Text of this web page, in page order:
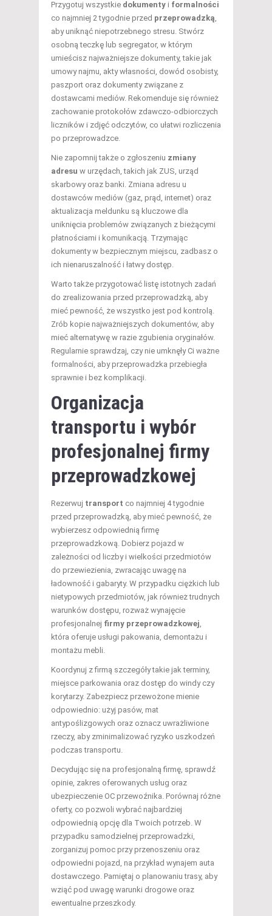
Przygotuj wszystkie dokumenty i formalności
co najmniej 2 tygodnie przed przeprowadzką,
aby uniknąć niepotrzebnego stresu. Stwórz
osobną teczkę lub segregator, w którym
umieścisz najważniejsze dokumenty, takie jak
umowy najmu, akty własności, dowód osobisty,
paszport oraz dokumenty związane z
dostawcami mediów. Rekomenduje się również
zachowanie protokołów zdawczo-odbiorczych
liczników i zdjęć odczytów, co ułatwi rozliczenia
po przeprowadzce.
Nie zapomnij także o zgłoszeniu zmiany
adresu w urzędach, takich jak ZUS, urząd
skarbowy oraz banki. Zmiana adresu u
dostawców mediów (gaz, prąd, internet) oraz
aktualizacja meldunku są kluczowe dla
uniknięcia problemów związanych z bieżącymi
płatnościami i komunikacją. Trzymając
dokumenty w bezpiecznym miejscu, zadbasz o
ich nienaruszalność i łatwy dostęp.
Warto także przygotować listę istotnych zadań
do zrealizowania przed przeprowadzką, aby
mieć pewność, że wszystko jest pod kontrolą.
Zrób kopie najważniejszych dokumentów, aby
mieć alternatywę w razie zgubienia oryginałów.
Regularnie sprawdzaj, czy nie umknęły Ci ważne
formalności, aby przeprowadzka przebiegła
sprawnie i bez komplikacji.
Organizacja
transportu i wybór
profesjonalnej firmy
przeprowadzkowej
Rezerwuj transport co najmniej 4 tygodnie
przed przeprowadzką, aby mieć pewność, że
wybierzesz odpowiednią firmę
przeprowadzkową. Dobierz pojazd w
zależności od liczby i wielkości przedmiotów
do przewiezienia, zwracając uwagę na
ładowność i gabaryty. W przypadku ciężkich lub
nietypowych przedmiotów, jak również trudnych
warunków dostępu, rozważ wynajęcie
profesjonalnej firmy przeprowadzkowej,
która oferuje usługi pakowania, demontażu i
montażu mebli.
Koordynuj z firmą szczegóły takie jak terminy,
miejsce parkowania oraz dostęp do windy czy
korytarzy. Zabezpiecz przewożone mienie
odpowiednio: użyj pasów, mat
antypoślizgowych oraz oznacz uwrażliwione
rzeczy, aby zminimalizować ryzyko uszkodzeń
podczas transportu.
Decydując się na profesjonalną firmę, sprawdź
opinie, zakres oferowanych usług oraz
ubezpieczenie OC przewoźnika. Porównaj różne
oferty, co pozwoli wybrać najbardziej
odpowiednią opcję dla Twoich potrzeb. W
przypadku samodzielnej przeprowadzki,
zorganizuj pomoc przy przenoszeniu oraz
odpowiedni pojazd, na przykład wynajem auta
dostawczego. Pamiętaj o planowaniu trasy, aby
wziąć pod uwagę warunki drogowe oraz
ewentualne przeszkody.